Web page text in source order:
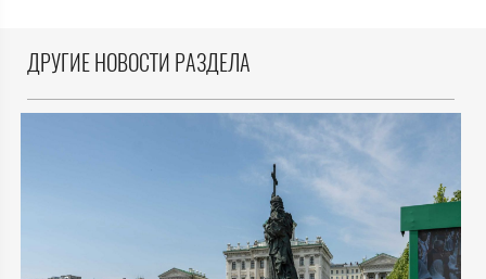
ДРУГИЕ НОВОСТИ РАЗДЕЛА